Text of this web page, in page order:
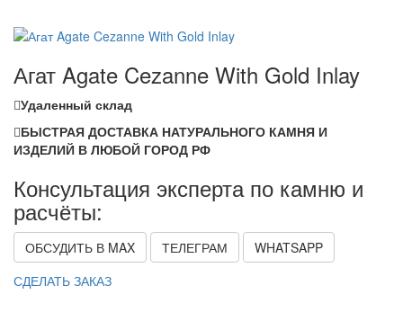
Агат Agate Cezanne With Gold Inlay
Удаленный склад
БЫСТРАЯ ДОСТАВКА НАТУРАЛЬНОГО КАМНЯ И
ИЗДЕЛИЙ В ЛЮБОЙ ГОРОД РФ
Консультация эксперта по камню и
расчёты:
ОБСУДИТЬ В MAX ТЕЛЕГРАМ
WHATSAPP
СДЕЛАТЬ ЗАКАЗ